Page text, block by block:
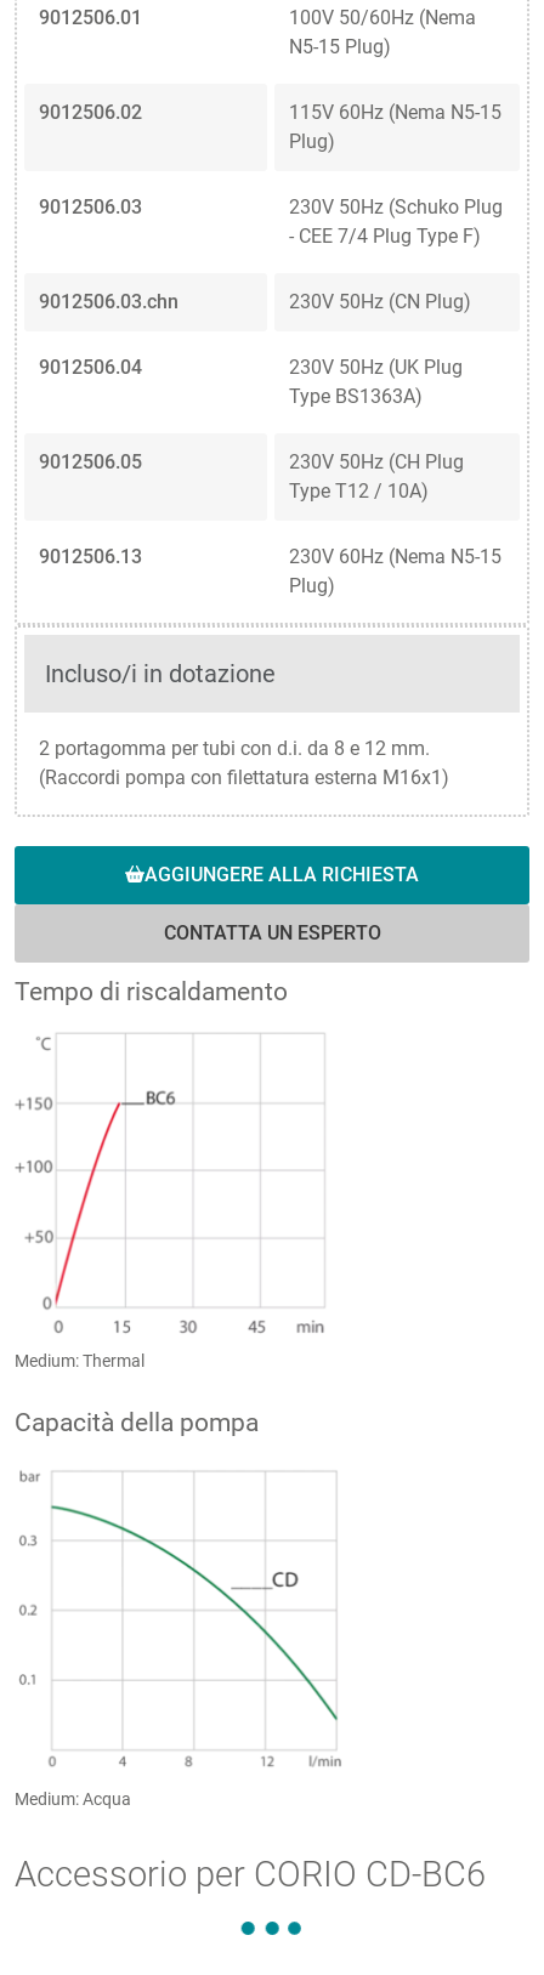
9012506.01
100V 50/60Hz (Nema
N5-15 Plug)
9012506.02
115V 60Hz (Nema N5-15
Plug)
9012506.03
230V 50Hz (Schuko Plug
- CEE 7/4 Plug Type F)
9012506.03.chn 230V 50Hz (CN Plug)
9012506.04
230V 50Hz (UK Plug
Type BS1363A)
9012506.05
230V 50Hz (CH Plug
Type T12 / 10A)
9012506.13
230V 60Hz (Nema N5-15
Plug)
Incluso/i in dotazione
2 portagomma per tubi con d.i. da 8 e 12 mm.
(Raccordi pompa con filettatura esterna M16x1)
AGGIUNGERE ALLA RICHIESTA
CONTATTA UN ESPERTO
Tempo di riscaldamento
Medium: Thermal
Capacità della pompa
Medium: Acqua
Accessorio per CORIO CD-BC6